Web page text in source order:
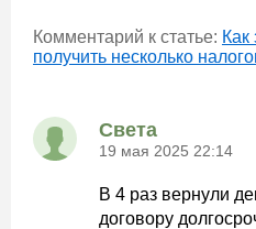
Комментарий к статье:
получить несколько
Света
19 мая 2025 22:14
В 4 раз вернули
договору